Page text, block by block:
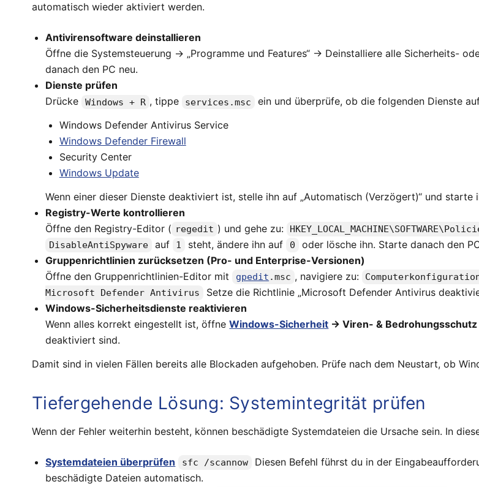
automatisch wieder aktiviert werden.
Antivirensoftware deinstallieren
Öffne die Systemsteuerung → „Programme und Features“ → Deinstalliere alle Sicherheits-
danach den PC neu.
Dienste prüfen
Drücke
Windows + R , tippe services.msc
ein und überprüfe, ob die folgenden Dienste
Windows Defender Antivirus Service
Windows Defender Firewall
Security Center
Windows Update
Wenn einer dieser Dienste deaktiviert ist, stelle ihn auf „Automatisch (Verzögert)“ und starte
Registry-Werte kontrollieren
Öffne den Registry-Editor ( regedit ) und gehe zu:
DisableAntiSpyware auf 1 steht, ändere ihn auf 0
oder lösche ihn. Starte danach den
Gruppenrichtlinien zurücksetzen (Pro- und Enterprise-Versionen)
Öffne den Gruppenrichtlinien-Editor mit
gpedit .msc , navigiere zu:
Microsoft Defender Antivirus
Setze die Richtlinie „Microsoft Defender Antivirus
Windows-Sicherheitsdienste reaktivieren
Wenn alles korrekt eingestellt ist, öffneWindows-Sicherheit → Viren- &
deaktiviert sind.
Damit sind in vielen Fällen bereits alle Blockaden aufgehoben. Prüfe nach dem Neustart, ob
Tiefergehende Lösung: Systemintegrität prüfen
Wenn der Fehler weiterhin besteht, können beschädigte Systemdateien die Ursache sein. In
Systemdateien überprüfen sfc /scannow
Diesen Befehl führst du in der
beschädigte Dateien automatisch.